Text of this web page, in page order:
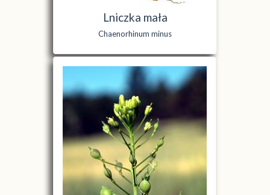
Lniczka mała
Chaenorhinum minus